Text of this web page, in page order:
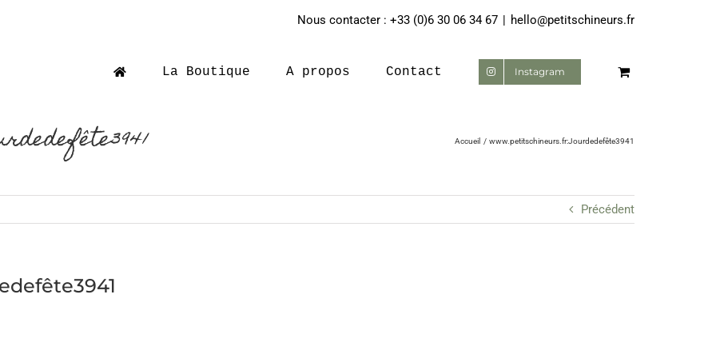
Nous contacter : +33 (0)6 30 06 34 67 | hello@petitschineurs.fr
La Boutique A propos Contact Instagram
Accueil www.petitschineurs.fr:Jourdedefête3941
Précédent